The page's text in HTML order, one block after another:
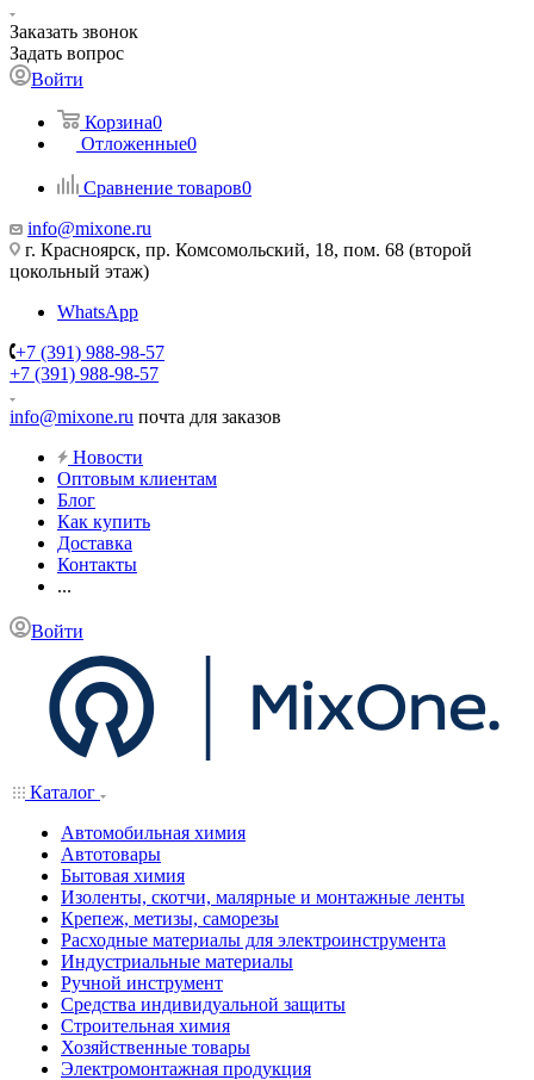
Заказать звонок
Задать вопрос
Войти
Корзина0
Отложенные0
Сравнение товаров0
info@mixone.ru
г. Красноярск, пр. Комсомольский, 18, пом. 68 (второй
цокольный этаж)
WhatsApp
+7 (391) 988-98-57
+7 (391) 988-98-57
info@mixone.ru почта для заказов
Новости
Оптовым клиентам
Блог
Как купить
Доставка
Контакты
...
Войти
Каталог
Автомобильная химия
Автотовары
Бытовая химия
Изоленты, скотчи, малярные и монтажные ленты
Крепеж, метизы, саморезы
Расходные материалы для электроинструмента
Индустриальные материалы
Ручной инструмент
Средства индивидуальной защиты
Строительная химия
Хозяйственные товары
Электромонтажная продукция